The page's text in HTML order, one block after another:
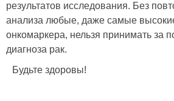
результатов исследования. Без
анализа любые, даже самые
онкомаркера, нельзя принимать за
диагноза рак.
Будьте здоровы!